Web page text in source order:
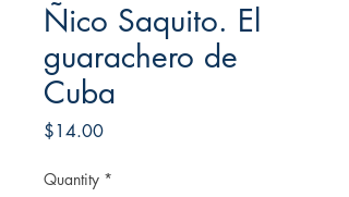
Ñico Saquito. El
guarachero de
Cuba
$14.00Price
Quantity *